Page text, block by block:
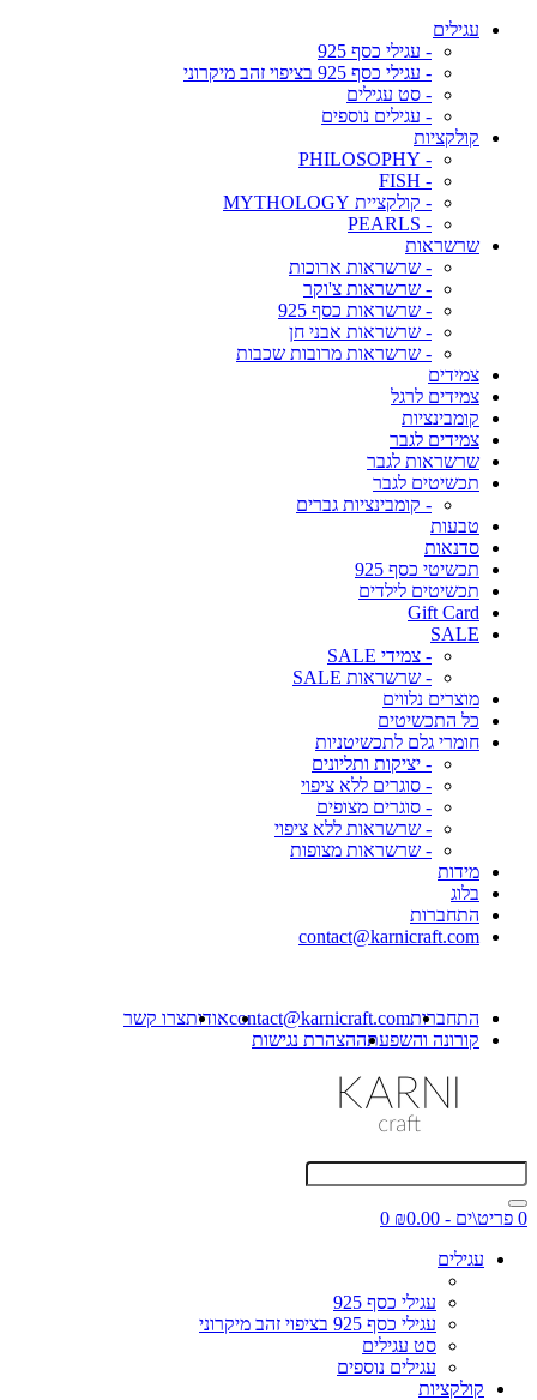
עגילים
- עגילי כסף 925
- עגילי כסף 925 בציפוי זהב מיקרוני
- סט עגילים
- עגילים נוספים
קולקציות
- PHILOSOPHY
- FISH
- קולקציית MYTHOLOGY
- PEARLS
שרשראות
- שרשראות ארוכות
- שרשראות צ'וקר
- שרשראות כסף 925
- שרשראות אבני חן
- שרשראות מרובות שכבות
צמידים
צמידים לרגל
קומבינציות
צמידים לגבר
שרשראות לגבר
תכשיטים לגבר
- קומבינציות גברים
טבעות
סדנאות
תכשיטי כסף 925
תכשיטים לילדים
Gift Card
SALE
- צמידי SALE
- שרשראות SALE
מוצרים נלווים
כל התכשיטים
חומרי גלם לתכשיטניות
- יציקות ותליונים
- סוגרים ללא ציפוי
- סוגרים מצופים
- שרשראות ללא ציפוי
- שרשראות מצופות
מידות
בלוג
התחברות
contact@karnicraft.com
התחברותcontact@karnicraft.comאודותצרו קשר
קורונה והשפעתההצהרת נגישות
0 פריט\ים - ₪0.00
0
עגילים
עגילי כסף 925
עגילי כסף 925 בציפוי זהב מיקרוני
סט עגילים
עגילים נוספים
קולקציות